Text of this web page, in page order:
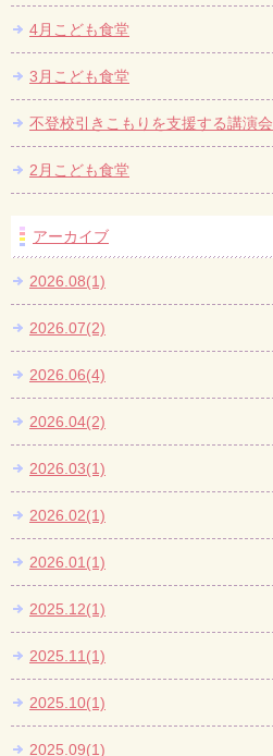
4月こども食堂
3月こども食堂
不登校引きこもりを支援する講演会
2月こども食堂
アーカイブ
2026.08(1)
2026.07(2)
2026.06(4)
2026.04(2)
2026.03(1)
2026.02(1)
2026.01(1)
2025.12(1)
2025.11(1)
2025.10(1)
2025.09(1)